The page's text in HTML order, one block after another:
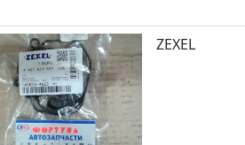
[16]
[1]
[1]
[1540]
[1825]
ZEXEL